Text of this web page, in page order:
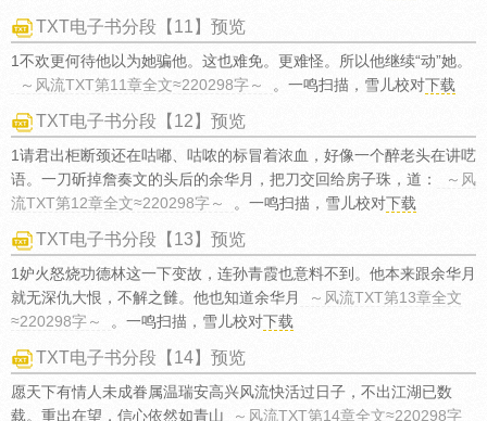
TXT电子书分段【11】预览
1不欢更何待他以为她骗他。这也难免。更难怪。所以他继续“动”她。
～风流TXT第11章全文≈220298字～
。一鸣扫描，雪儿校对下载
TXT电子书分段【12】预览
1请君出柜断颈还在咕嘟、咕哝的标冒着浓血，好像一个醉老头在讲呓
语。一刀斫掉詹奏文的头后的余华月，把刀交回给房子珠，道：
～风
流TXT第12章全文≈220298字～
。一鸣扫描，雪儿校对下载
TXT电子书分段【13】预览
1妒火怒烧功德林这一下变故，连孙青霞也意料不到。他本来跟余华月
就无深仇大恨，不解之雠。他也知道余华月
～风流TXT第13章全文
≈220298字～
。一鸣扫描，雪儿校对下载
TXT电子书分段【14】预览
愿天下有情人未成眷属温瑞安高兴风流快活过日子，不出江湖已数
载。重出在望，信心依然如青山
～风流TXT第14章全文≈220298字